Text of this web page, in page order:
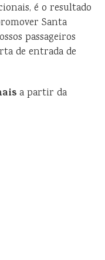
é o resultado
Santa
passageiros
de entrada de
a partir da